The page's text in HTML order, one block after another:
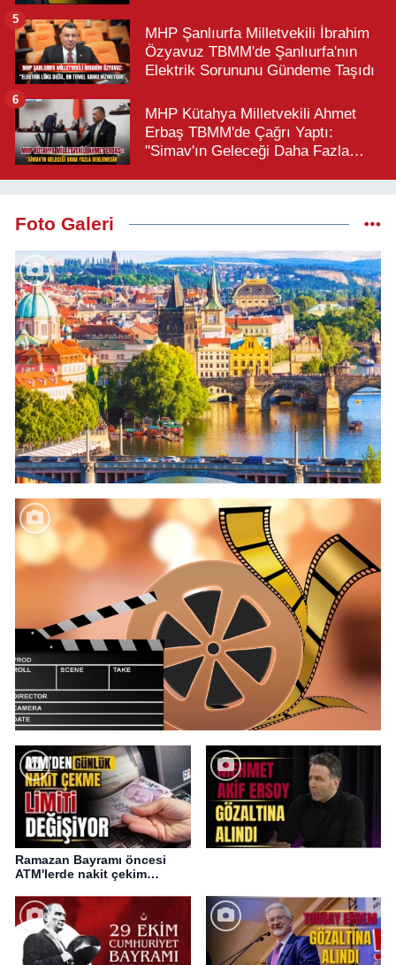
MHP Şanlıurfa Milletvekili İbrahim
Özyavuz TBMM'de Şanlıurfa'nın
Elektrik Sorununu Gündeme Taşıdı
5
MHP Kütahya Milletvekili Ahmet
Erbaş TBMM'de Çağrı Yaptı:
"Simav'ın Geleceği Daha Fazla
6
Foto Galeri
Ramazan Bayramı öncesi
ATM'lerde nakit çekim